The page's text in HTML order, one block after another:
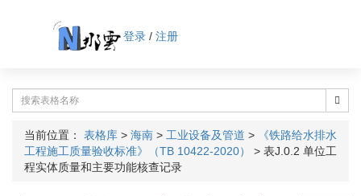
登录/ 注册
当前位置： 表格库 > 海南 > 工业设备及管道 >
《铁路给水排水
工程施工质量验收标准》（TB 10422-2020）
> 表J.0.2 单位工
程实体质量和主要功能核查记录